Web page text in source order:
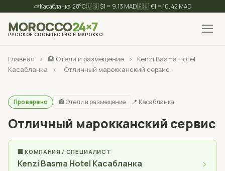
⛅ 28°C🇺🇸 $1 = 9.13 MAD🇪🇺 €1 = 10.42 MAD
MOROCCO24×7
РУССКОЕ СООБЩЕСТВО В МАРОККО
Найти
Главная › 🏨 Отели и размещение ›
Kenzi Basma Hotel
Касабланка
› Отличный марокканский сервис
Проверено 🏨 Отели и размещение 📍 Касабланка
Отличный марокканский сервис
🏢 КОМПАНИЯ / СПЕЦИАЛИСТ
Kenzi Basma Hotel Касабланка ›